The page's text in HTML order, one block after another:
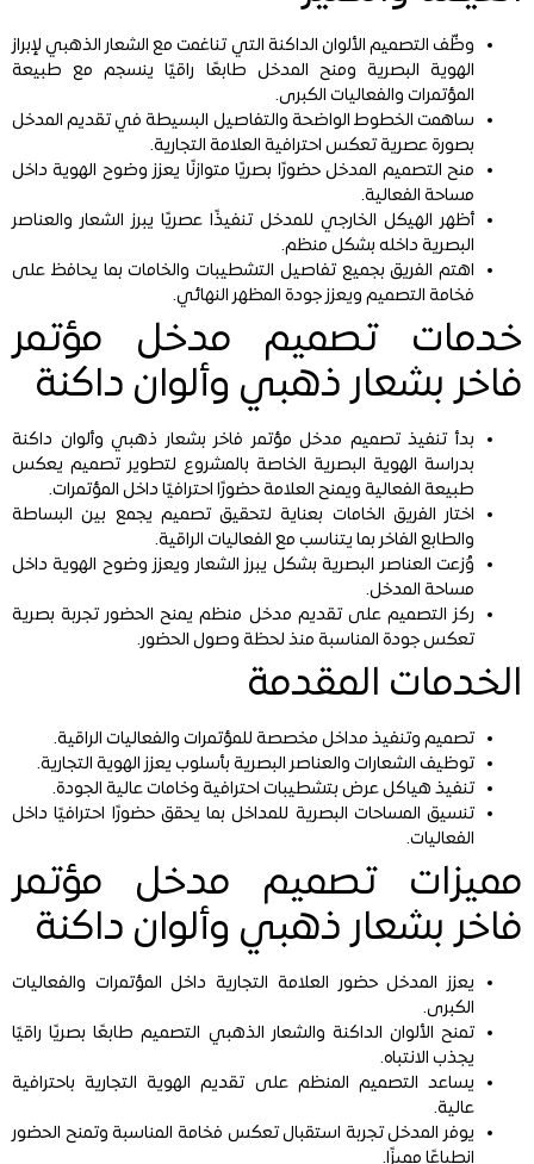
وظّف التصميم الألوان الداكنة التي تناغمت مع الشعار الذهبي لإبراز
الهوية البصرية ومنح المدخل طابعًا راقيًا ينسجم مع طبيعة
المؤتمرات والفعاليات الكبرى.
ساهمت الخطوط الواضحة والتفاصيل البسيطة في تقديم المدخل
بصورة عصرية تعكس احترافية العلامة التجارية.
منح التصميم المدخل حضورًا بصريًا متوازنًا يعزز وضوح الهوية داخل
مساحة الفعالية.
أظهر الهيكل الخارجي للمدخل تنفيذًا عصريًا يبرز الشعار والعناصر
البصرية داخله بشكل منظم.
اهتم الفريق بجميع تفاصيل التشطيبات والخامات بما يحافظ على
فخامة التصميم ويعزز جودة المظهر النهائي.
خدمات تصميم مدخل مؤتمر
فاخر بشعار ذهبي وألوان داكنة
بدأ تنفيذ تصميم مدخل مؤتمر فاخر بشعار ذهبي وألوان داكنة
بدراسة الهوية البصرية الخاصة بالمشروع لتطوير تصميم يعكس
طبيعة الفعالية ويمنح العلامة حضورًا احترافيًا داخل المؤتمرات.
اختار الفريق الخامات بعناية لتحقيق تصميم يجمع بين البساطة
والطابع الفاخر بما يتناسب مع الفعاليات الراقية.
وُزعت العناصر البصرية بشكل يبرز الشعار ويعزز وضوح الهوية داخل
مساحة المدخل.
ركز التصميم على تقديم مدخل منظم يمنح الحضور تجربة بصرية
تعكس جودة المناسبة منذ لحظة وصول الحضور.
الخدمات المقدمة
تصميم وتنفيذ مداخل مخصصة للمؤتمرات والفعاليات الراقية.
توظيف الشعارات والعناصر البصرية بأسلوب يعزز الهوية التجارية.
تنفيذ هياكل عرض بتشطيبات احترافية وخامات عالية الجودة.
تنسيق المساحات البصرية للمداخل بما يحقق حضورًا احترافيًا داخل
الفعاليات.
مميزات تصميم مدخل مؤتمر
فاخر بشعار ذهبي وألوان داكنة
يعزز المدخل حضور العلامة التجارية داخل المؤتمرات والفعاليات
الكبرى.
تمنح الألوان الداكنة والشعار الذهبي التصميم طابعًا بصريًا راقيًا
يجذب الانتباه.
يساعد التصميم المنظم على تقديم الهوية التجارية باحترافية
عالية.
يوفر المدخل تجربة استقبال تعكس فخامة المناسبة وتمنح الحضور
انطباعًا مميزًا.